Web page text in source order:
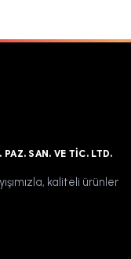
SAN. VE TIC. LTD.
kaliteli ürünler